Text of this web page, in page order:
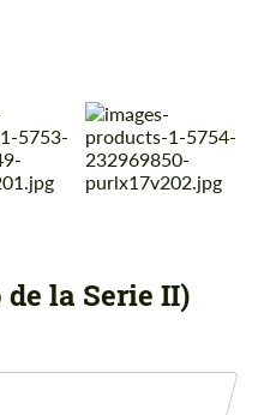
de la Serie II)